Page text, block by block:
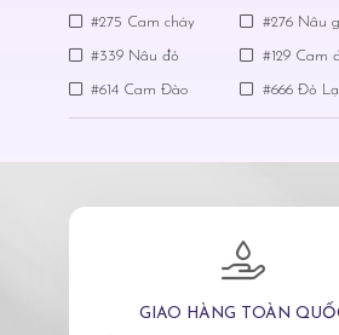
#275 Cam cháy #276 Nâu
#339 Nâu đỏ #129 Cam
#614 Cam Đào #666 Đỏ
GIAO HÀNG TOÀN